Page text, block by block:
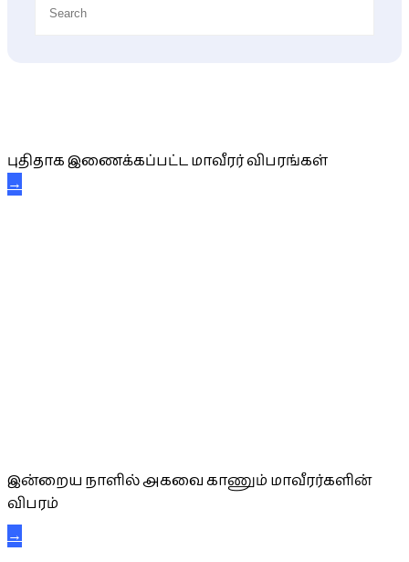
புதிதாக இணைக்கப்பட்ட மாவீரர் விபரங்கள்
→
இன்றைய நாளில் அகவை காணும் மாவீரர்களின்
விபரம்
→